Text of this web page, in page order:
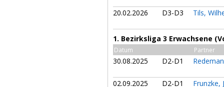
20.02.2026 D3-D3 Tils,
1. Bezirksliga 3 Erwachsene
Datum Partner
30.08.2025 D2-D1
02.09.2025 D2-D1 Frunzke,